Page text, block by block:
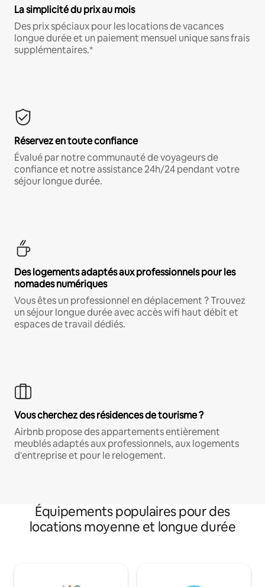
La simplicité du prix au mois
Des prix spéciaux pour les locations de vacances
longue durée et un paiement mensuel unique sans frais
supplémentaires.*
Réservez en toute confiance
Évalué par notre communauté de voyageurs de
confiance et notre assistance 24h/24 pendant votre
séjour longue durée.
Des logements adaptés aux professionnels pour les
nomades numériques
Vous êtes un professionnel en déplacement ? Trouvez
un séjour longue durée avec accès wifi haut débit et
espaces de travail dédiés.
Vous cherchez des résidences de tourisme ?
Airbnb propose des appartements entièrement
meublés adaptés aux professionnels, aux logements
d'entreprise et pour le relogement.
Équipements populaires pour des
locations moyenne et longue durée